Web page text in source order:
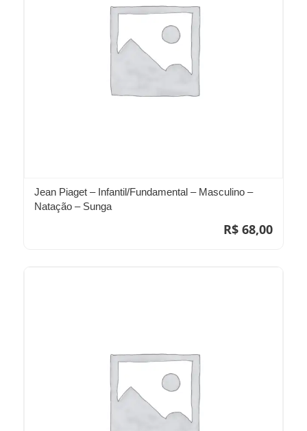
Jean Piaget – Infantil/Fundamental – Masculino –
Natação – Sunga
R$ 68,00